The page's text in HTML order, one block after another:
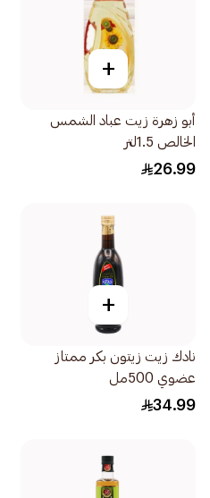
+
أبو زهرة زيت عباد الشمس
الخالص 1.5لتر
26.99
+
نادك زيت زيتون بكر ممتاز
عضوي 500مل
34.99